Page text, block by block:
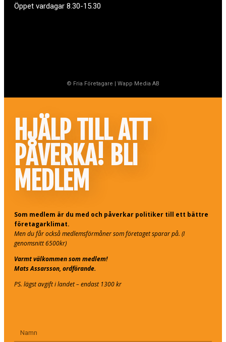
Öppet vardagar 8.30-15.30
© Fria Företagare | Wapp Media AB
HJÄLP TILL ATT
PÅVERKA! BLI
MEDLEM
Som medlem är du med och påverkar politiker till ett bättre
företagarklimat.
Men du får också medlemsförmåner som företaget sparar på. (I
genomsnitt 6500kr)
Varmt välkommen som medlem!
Mats Assarsson, ordförande.
PS. lägst avgift i landet – endast 1300 kr